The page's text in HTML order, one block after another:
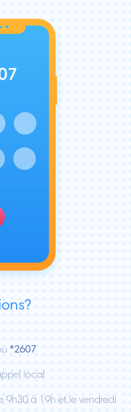
*2607
local
9h30 à 19h et le vendredi